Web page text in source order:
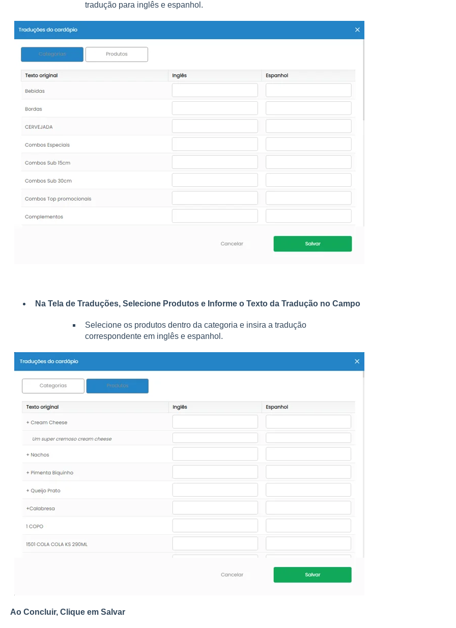
tradução para inglês e espanhol.
Na Tela de Traduções, Selecione Produtos e Informe o Texto da Tradução no Campo
Selecione os produtos dentro da categoria e insira a tradução
correspondente em inglês e espanhol.
Ao Concluir, Clique em Salvar